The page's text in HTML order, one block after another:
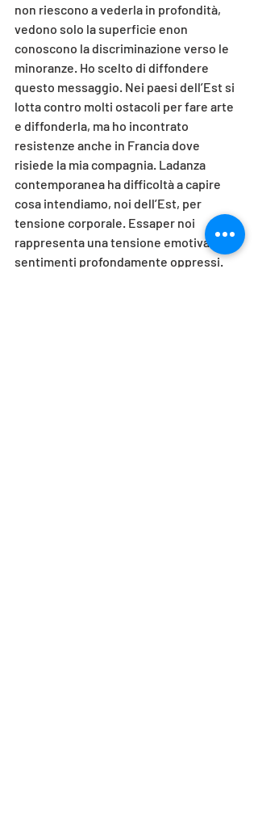
non riescono a vederla in profondità,
vedono solo la superficie enon
conoscono la discriminazione verso le
minoranze. Ho scelto di diffondere
questo messaggio. Nei paesi dell’Est si
lotta contro molti ostacoli per fare arte
e diffonderla, ma ho incontrato
resistenze anche in Francia dove
risiede la mia compagnia. Ladanza
contemporanea ha difficoltà a capire
cosa intendiamo, noi dell’Est, per
tensione corporale. Essaper noi
rappresenta una tensione emotiva e
sentimenti profondamente oppressi.